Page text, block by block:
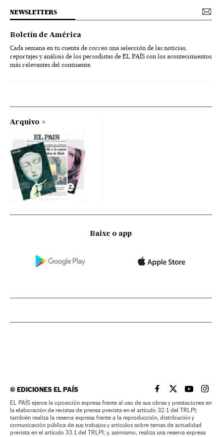
NEWSLETTERS
Boletín de América
Cada semana en tu cuenta de correo una selección de las noticias,
reportajes y análisis de los periodistas de EL PAÍS con los acontecimientos
más relevantes del continente.
Arquivo
Baixe o app
©EDICIONES EL PAÍS EL PAÍS BRASIL EN
EL PAÍSEL PAÍS
EL
EL PAÍS ejerce la oposición expresa frente al uso de sus obras y prestaciones en
la elaboración de revistas de prensa prevista en el artículo 32.1 del TRLPI;
también realiza la reserva expresa frente a la reproducción, distribución y
comunicación pública de sus trabajos y artículos sobre temas de actualidad
prevista en el artículo 33.1 del TRLPI; y, asimismo, realiza una reserva expresa